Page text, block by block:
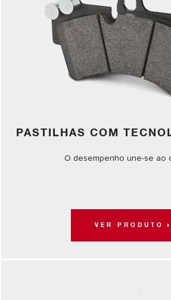
PASTILHAS COM
O desempenho une-se ao
VER PRODUTO